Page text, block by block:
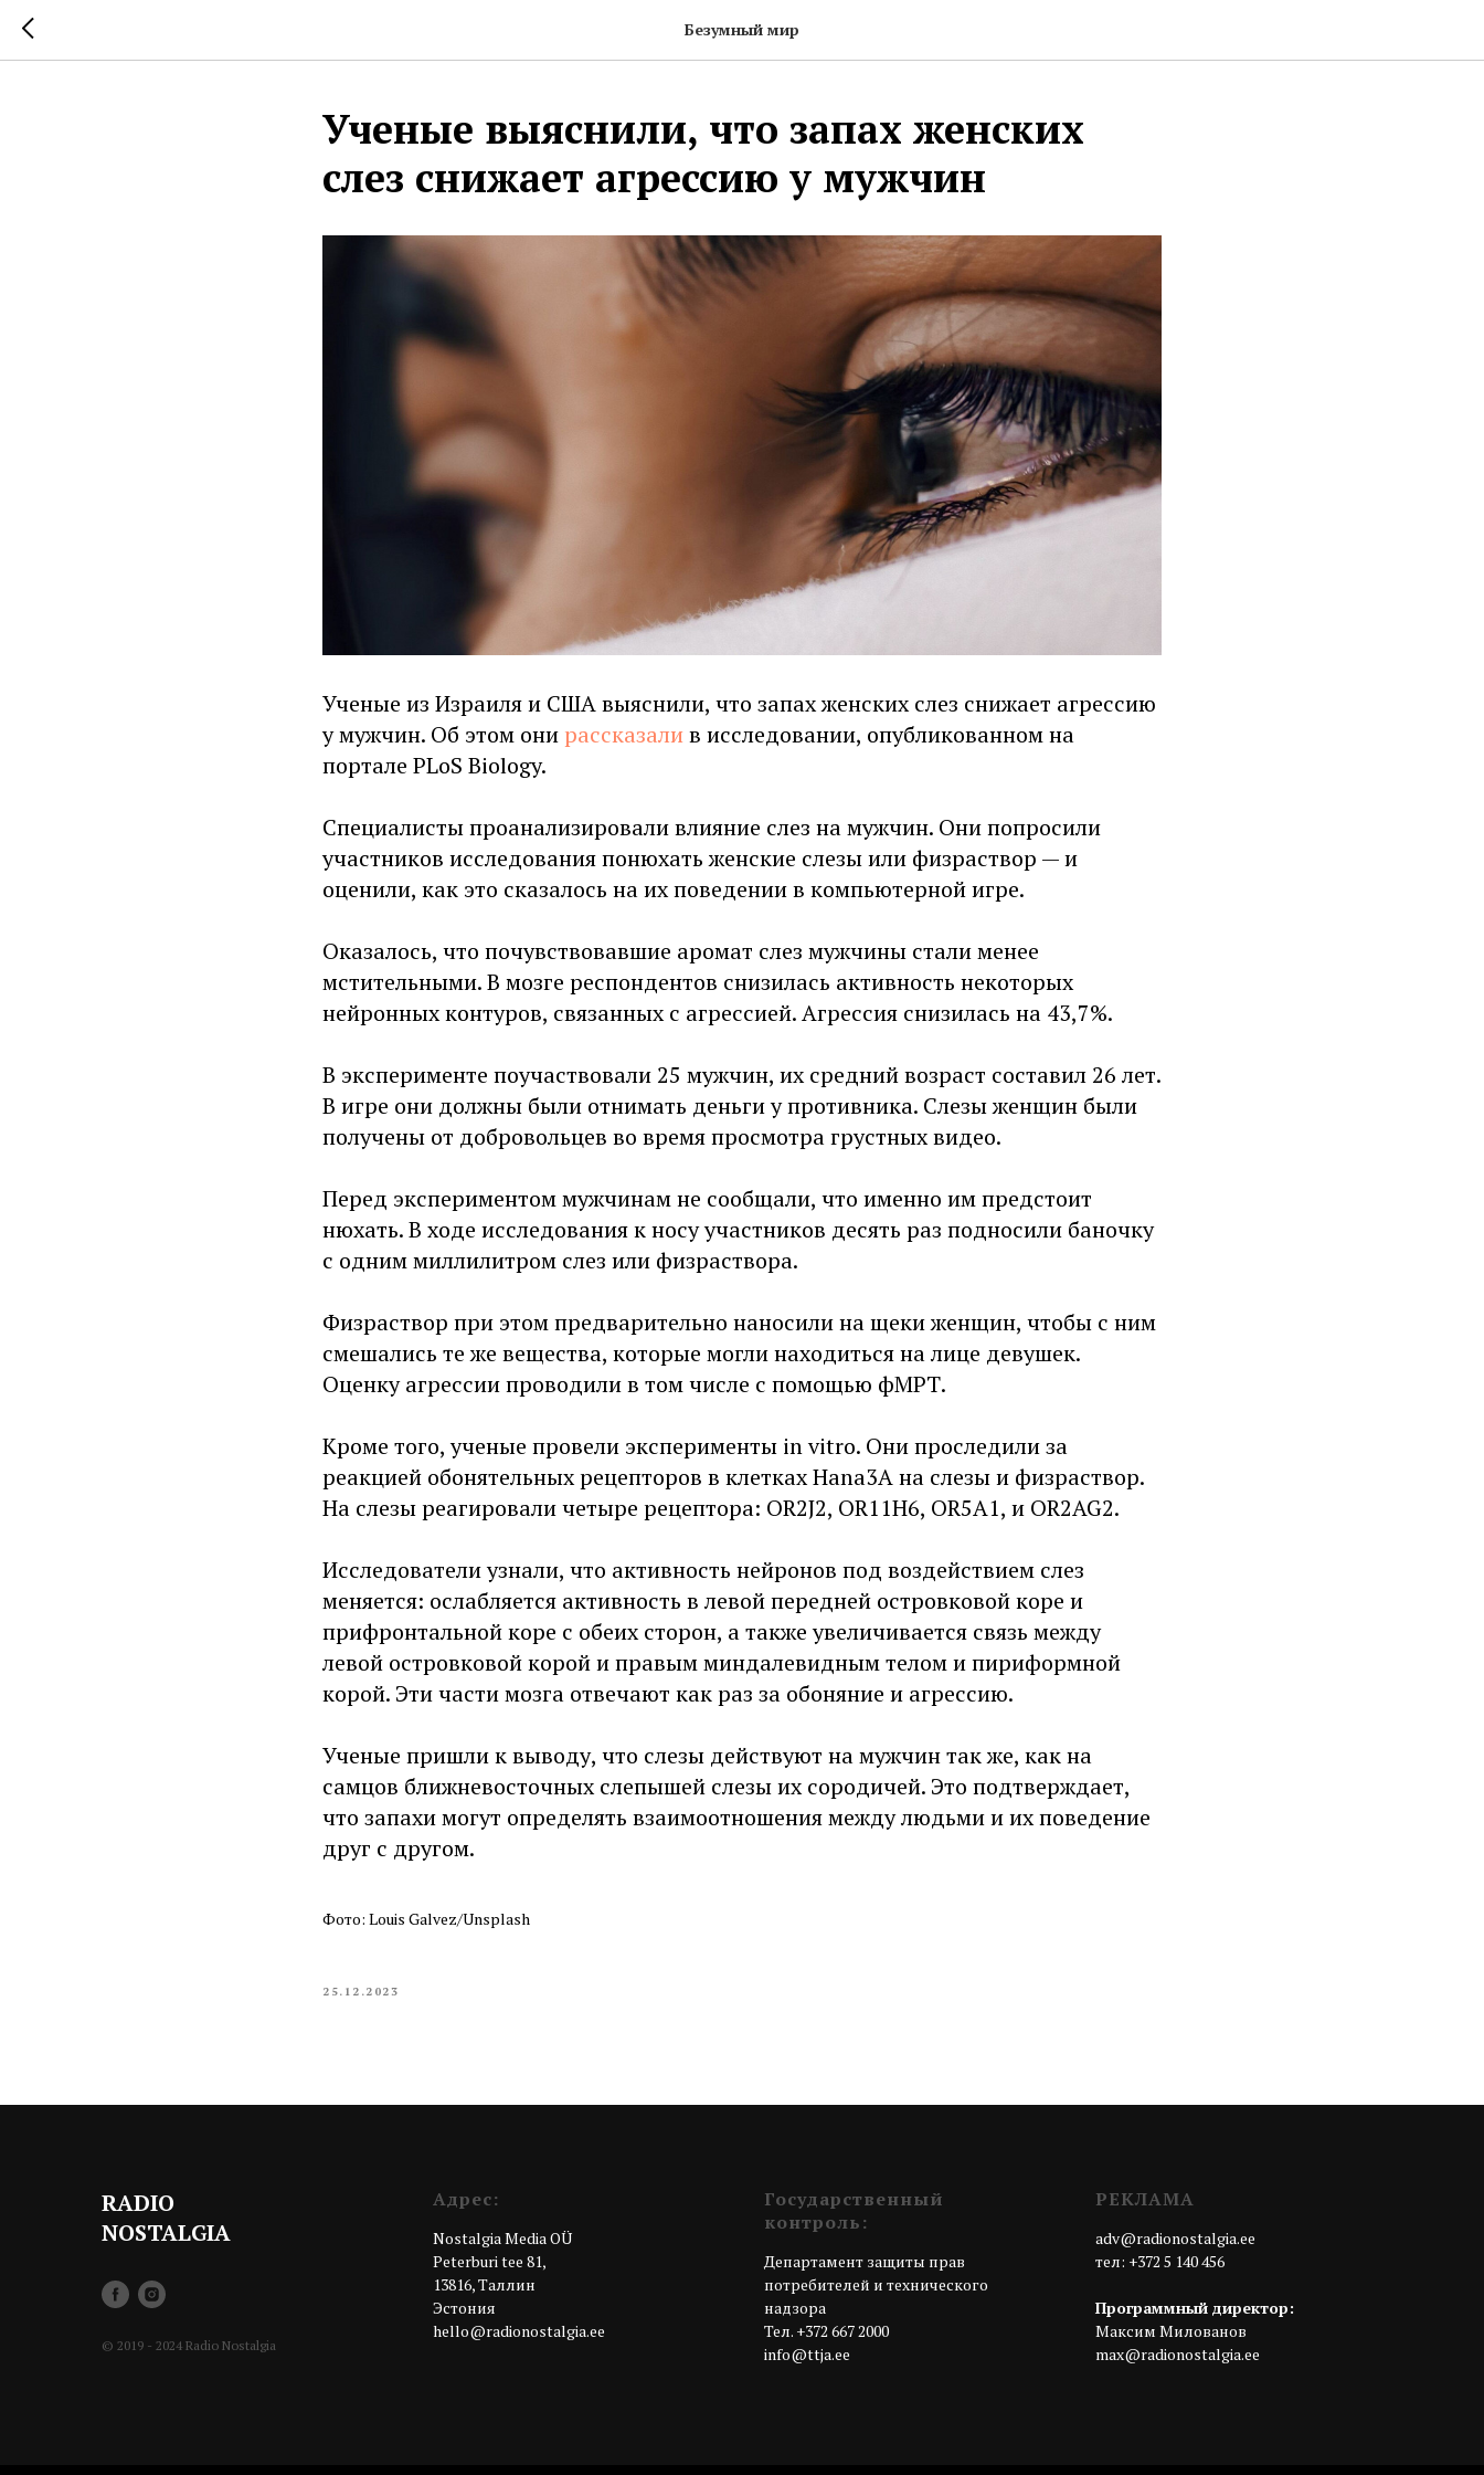
Безумный мир
Ученые выяснили, что запах женских
слез снижает агрессию у мужчин
Ученые из Израиля и США выяснили, что запах женских слез снижает агрессию
у мужчин. Об этом они рассказалив исследовании, опубликованном на
портале PLoS Biology.
Специалисты проанализировали влияние слез на мужчин. Они попросили
участников исследования понюхать женские слезы или физраствор — и
оценили, как это сказалось на их поведении в компьютерной игре.
Оказалось, что почувствовавшие аромат слез мужчины стали менее
мстительными. В мозге респондентов снизилась активность некоторых
нейронных контуров, связанных с агрессией. Агрессия снизилась на 43,7%.
В эксперименте поучаствовали 25 мужчин, их средний возраст составил 26 лет.
В игре они должны были отнимать деньги у противника. Слезы женщин были
получены от добровольцев во время просмотра грустных видео.
Перед экспериментом мужчинам не сообщали, что именно им предстоит
нюхать. В ходе исследования к носу участников десять раз подносили баночку
с одним миллилитром слез или физраствора.
Физраствор при этом предварительно наносили на щеки женщин, чтобы с ним
смешались те же вещества, которые могли находиться на лице девушек.
Оценку агрессии проводили в том числе с помощью фМРТ.
Кроме того, ученые провели эксперименты in vitro. Они проследили за
реакцией обонятельных рецепторов в клетках Hana3A на слезы и физраствор.
На слезы реагировали четыре рецептора: OR2J2, OR11H6, OR5A1, и OR2AG2.
Исследователи узнали, что активность нейронов под воздействием слез
меняется: ослабляется активность в левой передней островковой коре и
прифронтальной коре с обеих сторон, а также увеличивается связь между
левой островковой корой и правым миндалевидным телом и пириформной
корой. Эти части мозга отвечают как раз за обоняние и агрессию.
Ученые пришли к выводу, что слезы действуют на мужчин так же, как на
самцов ближневосточных слепышей слезы их сородичей. Это подтверждает,
что запахи могут определять взаимоотношения между людьми и их поведение
друг с другом.
Фото: Louis Galvez/Unsplash
25.12.2023
RADIO
NOSTALGIA
© 2019 - 2024 Radio Nostalgia
Адрес:
Nostalgia Media OÜ
Peterburi tee 81,
13816, Таллин
Эстония
hello@radionostalgia.ee
Государственный
контроль:
Департамент защиты прав
потребителей и технического
надзора
Teл. +372 667 2000
info@ttja.ee
РЕКЛАМА
adv@radionostalgia.ee
тел: +372 5 140 456
Программный директор:
Максим Милованов
max@radionostalgia.ee